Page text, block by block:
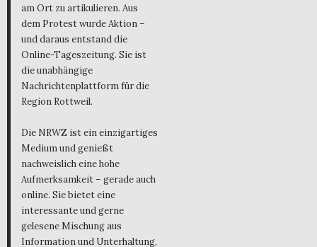
am Ort zu artikulieren. Aus
dem Protest wurde Aktion –
und daraus entstand die
Online-Tageszeitung. Sie ist
die unabhängige
Nachrichtenplattform für die
Region Rottweil.
Die NRWZ ist ein einzigartiges
Medium und genießt
nachweislich eine hohe
Aufmerksamkeit – gerade auch
online. Sie bietet eine
interessante und gerne
gelesene Mischung aus
Information und Unterhaltung,